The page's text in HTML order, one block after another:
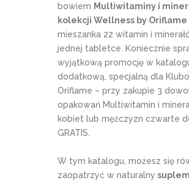
bowiem Multiwitaminy i
kolekcji Wellness by Oriflame
mieszanka 22 witamin i
jednej tabletce. Koniecznie
wyjątkową promocję w
dodatkową, specjalną dla
Oriflame – przy zakupie 3
opakowań Multiwitamin i
kobiet lub mężczyzn czwarte
GRATIS.
W tym katalogu, możesz się
zaopatrzyć w naturalny